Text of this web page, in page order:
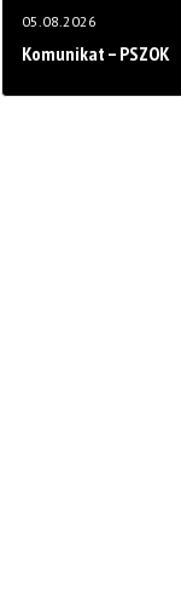
05.08.2026
Komunikat – PSZOK